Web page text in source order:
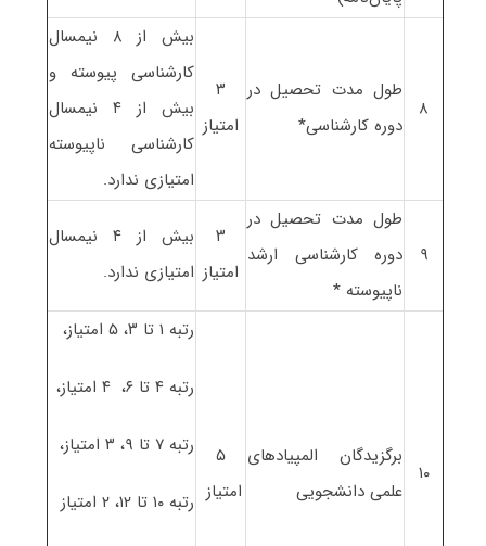
۸
طول مدت تحصیل در
دوره کارشناسی*
۳
امتیاز
بیش از ۸ نیمسال
کارشناسی پیوسته و
بیش از ۴ نیمسال
کارشناسی ناپیوسته
امتیازی ندارد.
۹
طول مدت تحصیل در
دوره کارشناسی ارشد
ناپیوسته *
۳
امتیاز
بیش از ۴ نیمسال
امتیازی ندارد.
۱۰
برگزیدگان المپیادهای
علمی دانشجویی
۵
امتیاز
رتبه ۱ تا ۳، ۵ امتیاز،
رتبه ۴ تا ۶، ۴ امتیاز،
رتبه ۷ تا ۹، ۳ امتیاز،
رتبه ۱۰ تا ۱۲، ۲ امتیاز